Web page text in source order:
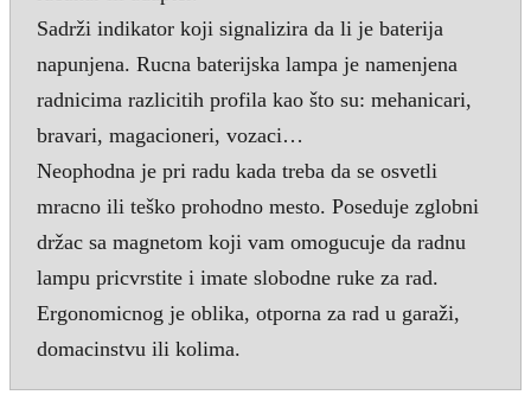
Sadrži indikator koji signalizira da li je baterija
napunjena. Rucna baterijska lampa je namenjena
radnicima razlicitih profila kao što su: mehanicari,
bravari, magacioneri, vozaci…
Neophodna je pri radu kada treba da se osvetli
mracno ili teško prohodno mesto. Poseduje zglobni
držac sa magnetom koji vam omogucuje da radnu
lampu pricvrstite i imate slobodne ruke za rad.
Ergonomicnog je oblika, otporna za rad u garaži,
domacinstvu ili kolima.